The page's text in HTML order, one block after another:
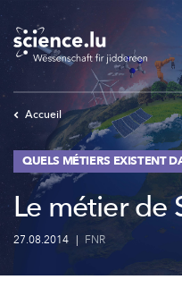
Skip
main
content
Accueil
QUELS MÉTIERS EXISTENT
Le métier de
27.08.2014 | FNR